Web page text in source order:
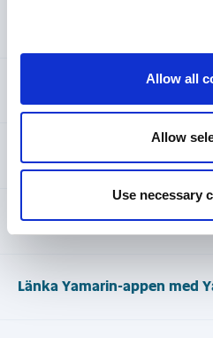
Allow all
Allow
Use necessary
Yamarin Q handbok
Länka Yamarin-appen med